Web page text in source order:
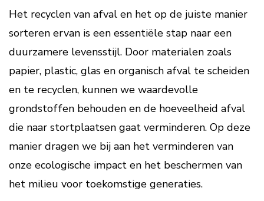
Het recyclen van afval en het op de juiste manier
sorteren ervan is een essentiële stap naar een
duurzamere levensstijl. Door materialen zoals
papier, plastic, glas en organisch afval te scheiden
en te recyclen, kunnen we waardevolle
grondstoffen behouden en de hoeveelheid afval
die naar stortplaatsen gaat verminderen. Op deze
manier dragen we bij aan het verminderen van
onze ecologische impact en het beschermen van
het milieu voor toekomstige generaties.